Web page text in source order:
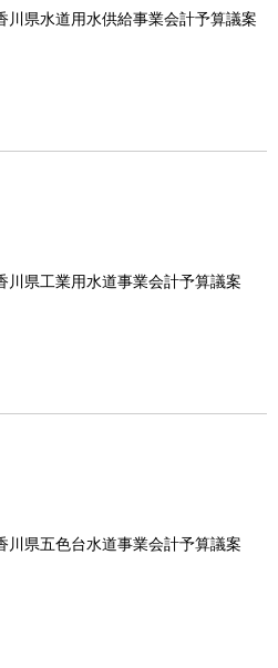
川県水道用水供給事業会計予算議案
川県工業用水道事業会計予算議案
川県五色台水道事業会計予算議案